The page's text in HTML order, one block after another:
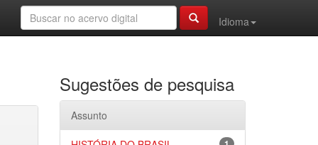
Idioma
Sugestões de pesquisa
Assunto